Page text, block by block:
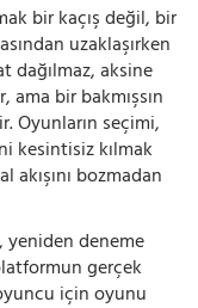
bir kaçış değil, bir
uzaklaşırken
dağılmaz, aksine
bir bakmışsın
Oyunların seçimi,
kesintisiz kılmak
bozmadan
yeniden deneme
gerçek
için oyunu